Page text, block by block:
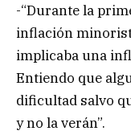
-“Durante la
inflación
implicaba una
Entiendo que
dificultad salvo
y no la verán”.